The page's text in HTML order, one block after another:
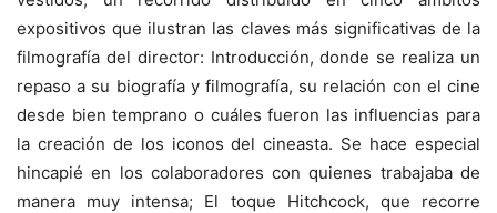
expositivos que ilustran las claves más significativas de la
filmografía del director: Introducción, donde se realiza un
repaso a su biografía y filmografía, su relación con el cine
desde bien temprano o cuáles fueron las influencias para
la creación de los iconos del cineasta. Se hace especial
hincapié en los colaboradores con quienes trabajaba de
manera muy intensa; El toque Hitchcock, que recorre